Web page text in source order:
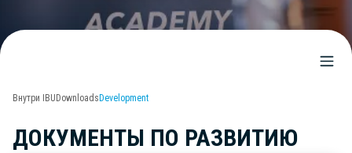
Внутри IBU Downloads Development
ДОКУМЕНТЫ ПО РАЗВИТИЮ